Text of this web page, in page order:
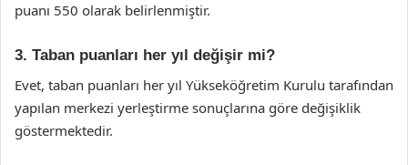
puanı 550 olarak belirlenmiştir.
3. Taban puanları her yıl değişir mi?
Evet, taban puanları her yıl Yükseköğretim Kurulu tarafından
yapılan merkezi yerleştirme sonuçlarına göre değişiklik
göstermektedir.